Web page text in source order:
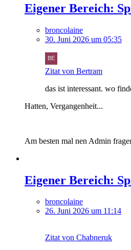
Eigener Bereich:
broncolaine
30. Juni 2026 um 05:35
Zitat von Bertram
das ist interessant. wo
Hatten, Vergangenheit...
Am besten mal nen Admin
Eigener Bereich:
broncolaine
26. Juni 2026 um 11:14
Zitat von Chabneruk